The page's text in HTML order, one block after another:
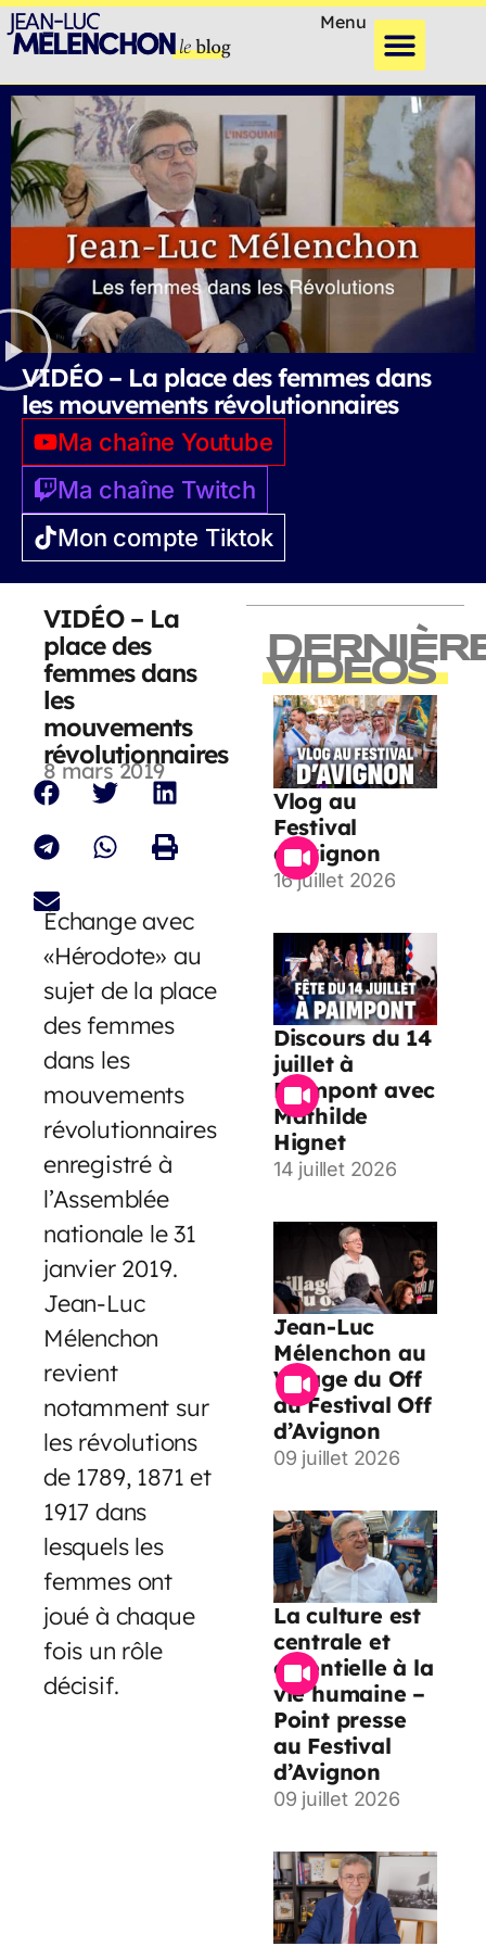
Menu
VIDÉO – La place des femmes dans
les mouvements révolutionnaires
Ma chaîne Youtube
Ma chaîne Twitch
Mon compte Tiktok
VIDÉO – La
place des
femmes dans
les
mouvements
révolutionnaires
8 mars 2019
Échange avec
«Hérodote» au
sujet de la place
des femmes
dans les
mouvements
révolutionnaires
enregistré à
l’Assemblée
nationale le 31
janvier 2019.
Jean-Luc
Mélenchon
revient
notamment sur
les révolutions
de 1789, 1871 et
1917 dans
lesquels les
femmes ont
joué à chaque
fois un rôle
décisif.
VIDEOS
Vlog au
Festival
d’Avignon
16 juillet 2026
Discours du 14
juillet à
Paimpont avec
Mathilde
Hignet
14 juillet 2026
Jean-Luc
Mélenchon au
Village du Off
du Festival Off
d’Avignon
09 juillet 2026
La culture est
centrale et
essentielle à la
vie humaine –
Point presse
au Festival
d’Avignon
09 juillet 2026